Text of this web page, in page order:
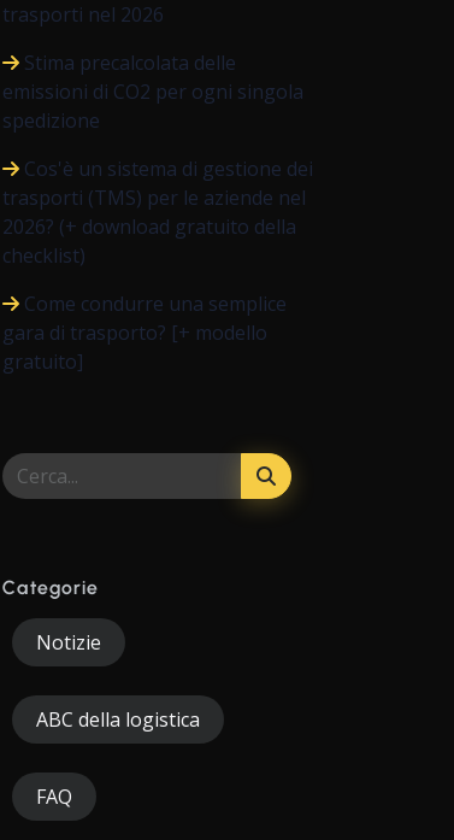
trasporti nel 2026
Stima precalcolata delle
emissioni di CO2 per ogni singola
spedizione
Cos'è un sistema di gestione dei
trasporti (TMS) per le aziende nel
2026? (+ download gratuito della
checklist)
Come condurre una semplice
gara di trasporto? [+ modello
gratuito]
Categorie
Notizie
ABC della logistica
FAQ